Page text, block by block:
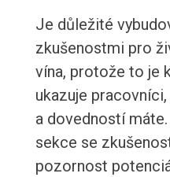
Je důležité
zkušenostmi pro
vína, protože to je
ukazuje
a dovedností
sekce se
pozornost